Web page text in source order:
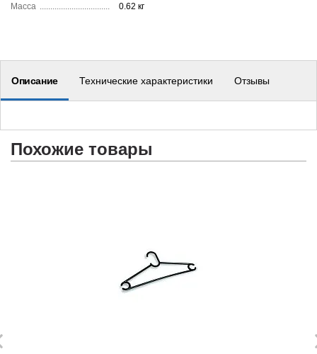
Масса 0.62 кг
Описание Технические характеристики Отзывы
Похожие товары